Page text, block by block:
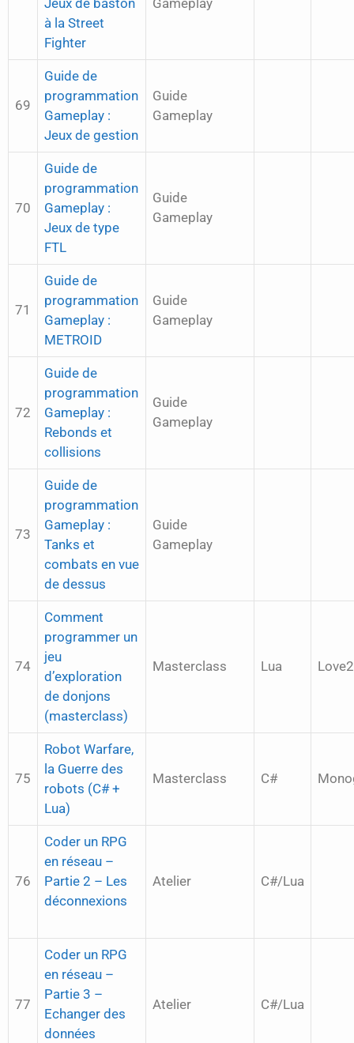
Jeux de baston
à la Street
Fighter
Gameplay
69
Guide de
programmation
Gameplay :
Jeux de gestion
Guide
Gameplay
70
Guide de
programmation
Gameplay :
Jeux de type
FTL
Guide
Gameplay
71
Guide de
programmation
Gameplay :
METROID
Guide
Gameplay
72
Guide de
programmation
Gameplay :
Rebonds et
collisions
Guide
Gameplay
73
Guide de
programmation
Gameplay :
Tanks et
combats en vue
de dessus
Guide
Gameplay
74
Comment
programmer un
jeu
d’exploration
de donjons
(masterclass)
Masterclass Lua
75
Robot Warfare,
la Guerre des
robots (C# +
Lua)
Masterclass C#
76
Coder un RPG
en réseau –
Partie 2 – Les
déconnexions
Atelier C#/Lua
77
Coder un RPG
en réseau –
Partie 3 –
Echanger des
données
Atelier C#/Lua